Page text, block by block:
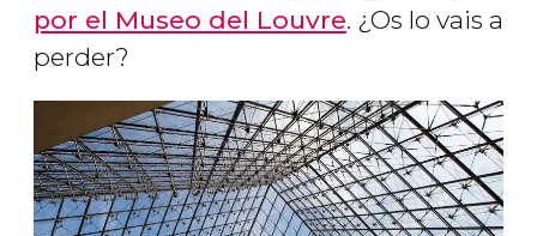
por el Museo del Louvre. ¿Os lo vais a
perder?